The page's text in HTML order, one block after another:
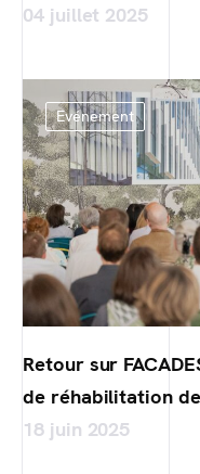
04 juillet 2025
Evénement
Retour sur
de réhabilitation
18 juin 2025